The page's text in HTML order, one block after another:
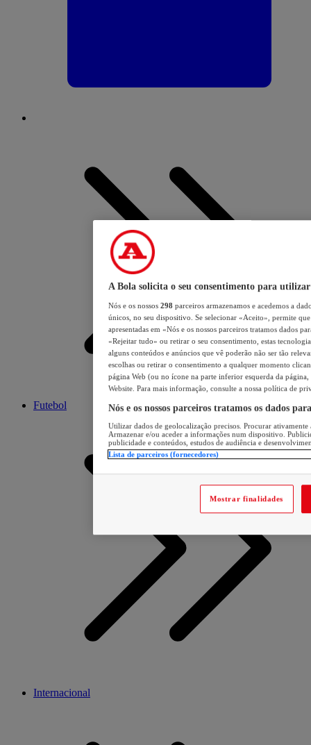
Futebol
Internacional
A Bola solicita o seu consentimento para utilizar
Nós e os nossos 298 parceiros armazenamos e acedemos a
únicos, no seu dispositivo. Se selecionar «Aceito», permite
apresentadas em «Nós e os nossos parceiros tratamos dados
«Rejeitar tudo» ou retirar o seu consentimento, estas
alguns conteúdos e anúncios que vê poderão não ser tão
escolhas ou retirar o consentimento a qualquer momento
página Web (ou no ícone na parte inferior esquerda da página,
Website. Para mais informação, consulte a nossa política de
Nós e os nossos parceiros tratamos os dados
Utilizar dados de geolocalização precisos. Procurar
Armazenar e/ou aceder a informações num dispositivo.
publicidade e conteúdos, estudos de audiência e
Lista de parceiros (fornecedores)
Mostrar finalidades